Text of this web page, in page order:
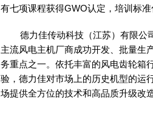
有七项课程获得GWO认定，培训标准
德力佳传动科技（江苏） 有限公
主流风电主机厂商成功开发、批量生
务重点之一。依托丰富的风电齿轮箱
验，德力佳对市场上的历史机型的运
场提供全方位的技术和高品质升级改